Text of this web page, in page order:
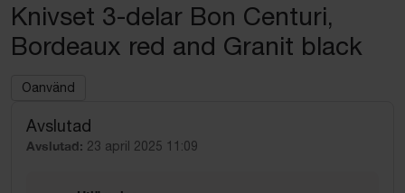
Knivset 3-delar Bon Centuri,
Bordeaux red and Granit black
Oanvänd
Avslutad
Avslutad: 23 april 2025 11:09